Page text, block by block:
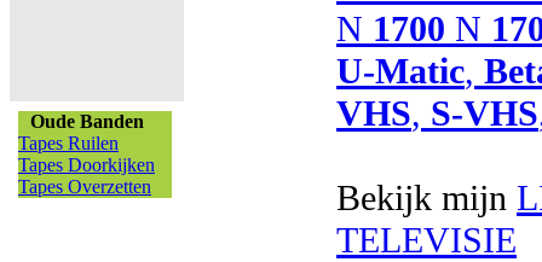
Oude Banden
Tapes Ruilen
Tapes Doorkijken
Tapes Overzetten
N 1700 N
U-Matic,
VHS, S-VHS
Bekijk mijn
TELEVISIE